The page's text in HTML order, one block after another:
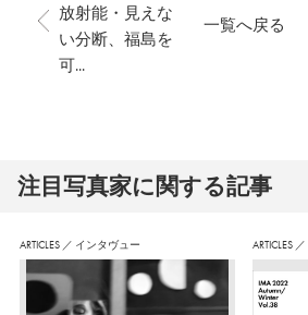
放射能・見えな
い分断、福島を
可...
一覧へ戻る
注⽬写真家に関する記事
ARTICLES ／ インタヴュー ARTICLES ／